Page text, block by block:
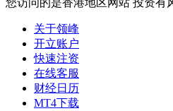
您访问的是香港地区网站 投资有
关于领峰
开立账户
快速注资
在线客服
财经日历
MT4下载